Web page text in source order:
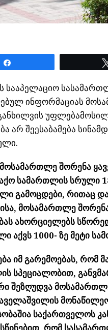
სააპელაციო
ინფორმაციას
არ შეესაბამება
შორენა
სამართლის სრული 18
გამოცდები, რითაც
მოსამართლე
ახორციელებს
აქვს 1000- ზე მეტი
იმ გარემოებას, რომ
სპეციალობით,
შეზღუდვა
საქართველოს
რომ